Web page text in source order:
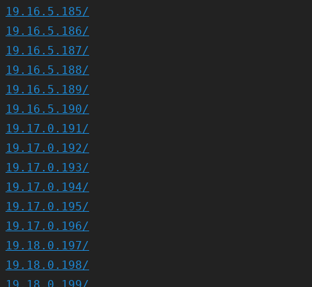
19.16.5.185/
19.16.5.186/
19.16.5.187/
19.16.5.188/
19.16.5.189/
19.16.5.190/
19.17.0.191/
19.17.0.192/
19.17.0.193/
19.17.0.194/
19.17.0.195/
19.17.0.196/
19.18.0.197/
19.18.0.198/